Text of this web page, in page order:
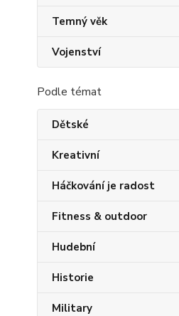
Temný věk
Vojenství
Podle témat
Dětské
Kreativní
Háčkování je radost
Fitness & outdoor
Hudební
Historie
Military